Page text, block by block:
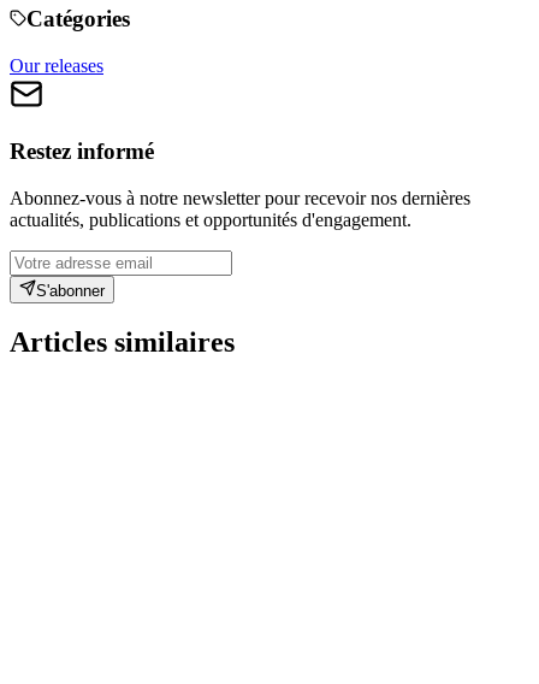
Catégories
Our releases
Restez informé
Abonnez-vous à notre newsletter pour recevoir nos dernières
actualités, publications et opportunités d'engagement.
S'abonner
Articles similaires